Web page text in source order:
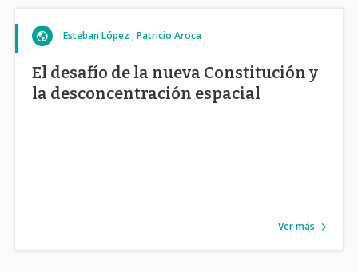
Esteban López Patricio Aroca
El desafío de la nueva Constitución y
la desconcentración espacial
Ver más